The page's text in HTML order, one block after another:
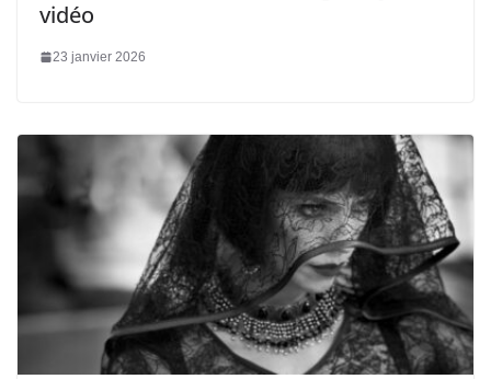
vidéo
23 janvier 2026